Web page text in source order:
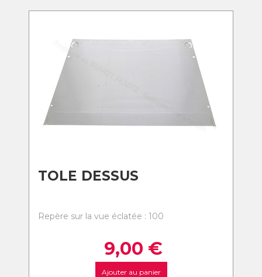
TOLE DESSUS
Repère sur la vue éclatée : 100
9,00 €
Ajouter au panier